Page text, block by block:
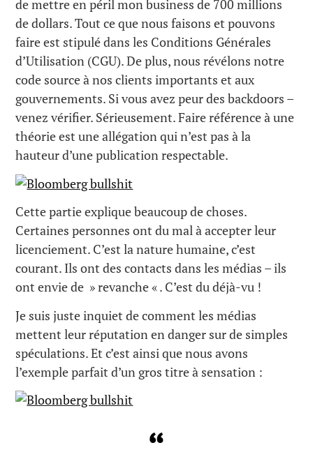
de mettre en péril mon business de 700 millions
de dollars. Tout ce que nous faisons et pouvons
faire est stipulé dans les Conditions Générales
d’Utilisation (CGU). De plus, nous révélons notre
code source à nos clients importants et aux
gouvernements. Si vous avez peur des backdoors –
venez vérifier. Sérieusement. Faire référence à une
théorie est une allégation qui n’est pas à la
hauteur d’une publication respectable.
Cette partie explique beaucoup de choses.
Certaines personnes ont du mal à accepter leur
licenciement. C’est la nature humaine, c’est
courant. Ils ont des contacts dans les médias – ils
ont envie de » revanche « . C’est du déjà-vu !
Je suis juste inquiet de comment les médias
mettent leur réputation en danger sur de simples
spéculations. Et c’est ainsi que nous avons
l’exemple parfait d’un gros titre à sensation :